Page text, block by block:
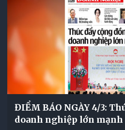
ĐIỂM BÁO NGÀY 4/3:
doanh nghiệp lớn mạnh